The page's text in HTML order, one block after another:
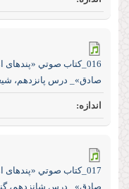
016_كتاب صوتي
صادق»_ درس پانزدهم،
017_كتاب صوتي
صادق»_ درس شانزدهم،